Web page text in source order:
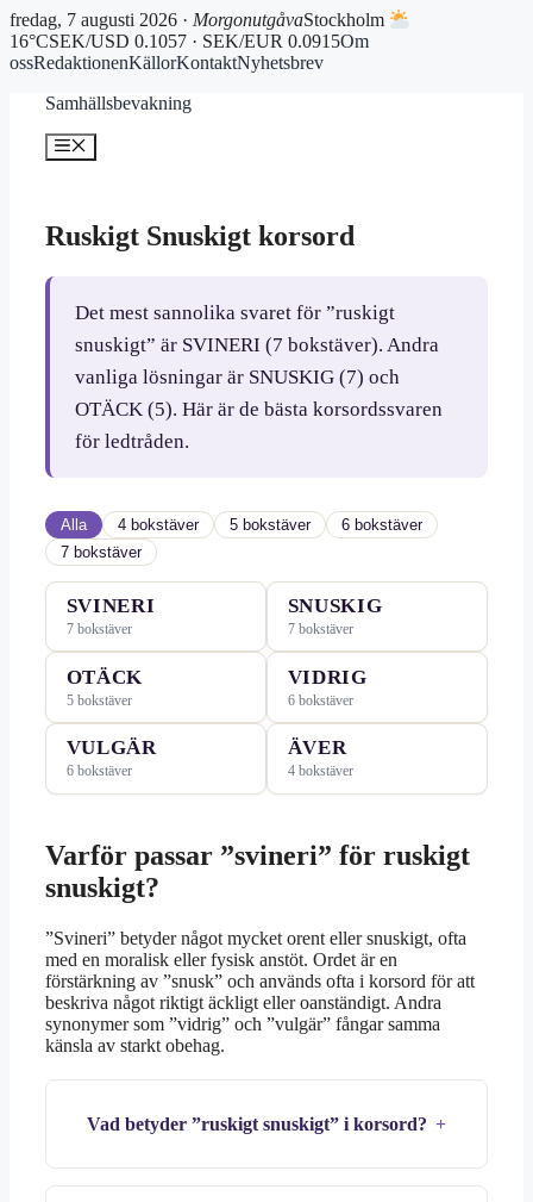
fredag, 7 augusti 2026 · MorgonutgåvaStockholm
16°CSEK/USD 0.1057 · SEK/EUR 0.0915Om
ossRedaktionenKällorKontaktNyhetsbrev
Samhällsbevakning
Meny
Ruskigt Snuskigt korsord
Det mest sannolika svaret för ”ruskigt
snuskigt” är SVINERI (7 bokstäver). Andra
vanliga lösningar är SNUSKIG (7) och
OTÄCK (5). Här är de bästa korsordssvaren
för ledtråden.
Alla 4 bokstäver 5 bokstäver
6 bokstäver
7 bokstäver
SVINERI
7 bokstäver
SNUSKIG
7 bokstäver
OTÄCK
5 bokstäver
VIDRIG
6 bokstäver
VULGÄR
6 bokstäver
ÄVER
4 bokstäver
Varför passar ”svineri” för ruskigt
snuskigt?
”Svineri” betyder något mycket orent eller snuskigt, ofta
med en moralisk eller fysisk anstöt. Ordet är en
förstärkning av ”snusk” och används ofta i korsord för att
beskriva något riktigt äckligt eller oanständigt. Andra
synonymer som ”vidrig” och ”vulgär” fångar samma
känsla av starkt obehag.
Vad betyder ”ruskigt snuskigt” i korsord?